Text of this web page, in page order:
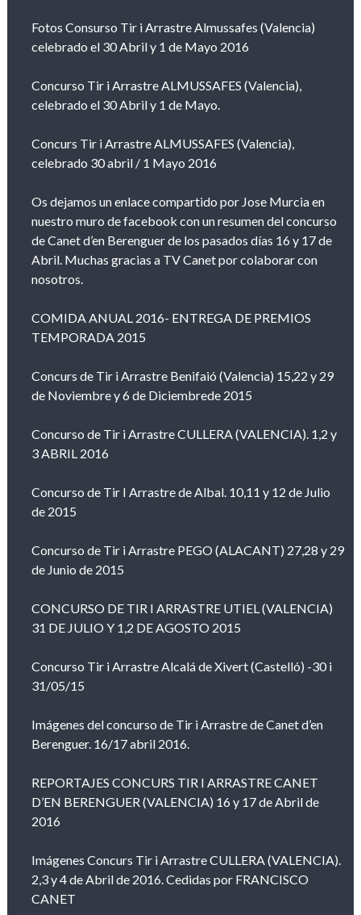
Fotos Consurso Tir i Arrastre Almussafes (Valencia)
celebrado el 30 Abril y 1 de Mayo 2016
Concurso Tir i Arrastre ALMUSSAFES (Valencia),
celebrado el 30 Abril y 1 de Mayo.
Concurs Tir i Arrastre ALMUSSAFES (Valencia),
celebrado 30 abril / 1 Mayo 2016
Os dejamos un enlace compartido por Jose Murcia en
nuestro muro de facebook con un resumen del concurso
de Canet d’en Berenguer de los pasados días 16 y 17 de
Abril. Muchas gracias a TV Canet por colaborar con
nosotros.
COMIDA ANUAL 2016- ENTREGA DE PREMIOS
TEMPORADA 2015
Concurs de Tir i Arrastre Benifaió (Valencia) 15,22 y 29
de Noviembre y 6 de Diciembrede 2015
Concurso de Tir i Arrastre CULLERA (VALENCIA). 1,2 y
3 ABRIL 2016
Concurso de Tir I Arrastre de Albal. 10,11 y 12 de Julio
de 2015
Concurso de Tir i Arrastre PEGO (ALACANT) 27,28 y 29
de Junio de 2015
CONCURSO DE TIR I ARRASTRE UTIEL (VALENCIA)
31 DE JULIO Y 1,2 DE AGOSTO 2015
Concurso Tir i Arrastre Alcalá de Xivert (Castelló) -30 i
31/05/15
Imágenes del concurso de Tir i Arrastre de Canet d’en
Berenguer. 16/17 abril 2016.
REPORTAJES CONCURS TIR I ARRASTRE CANET
D’EN BERENGUER (VALENCIA) 16 y 17 de Abril de
2016
Imágenes Concurs Tir i Arrastre CULLERA (VALENCIA).
2,3 y 4 de Abril de 2016. Cedidas por FRANCISCO
CANET